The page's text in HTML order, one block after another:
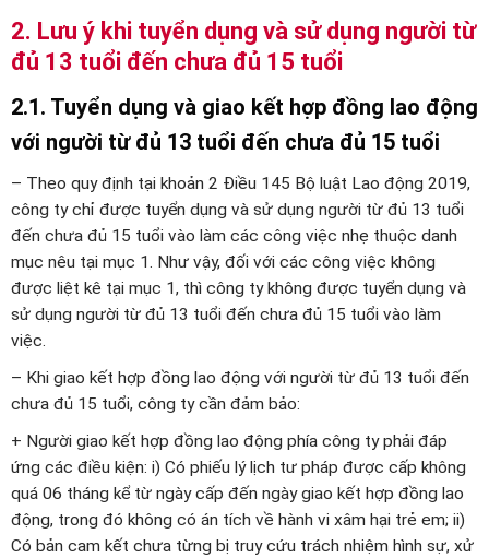
2. Lưu ý khi tuyển dụng và sử dụng người từ
đủ 13 tuổi đến chưa đủ 15 tuổi
2.1. Tuyển dụng và giao kết hợp đồng lao động
với người từ đủ 13 tuổi đến chưa đủ 15 tuổi
– Theo quy định tại khoản 2 Điều 145 Bộ luật Lao động 2019,
công ty chỉ được tuyển dụng và sử dụng người từ đủ 13 tuổi
đến chưa đủ 15 tuổi vào làm các công việc nhẹ thuộc danh
mục nêu tại mục 1. Như vậy, đối với các công việc không
được liệt kê tại mục 1, thì công ty không được tuyển dụng và
sử dụng người từ đủ 13 tuổi đến chưa đủ 15 tuổi vào làm
việc.
– Khi giao kết hợp đồng lao động với người từ đủ 13 tuổi đến
chưa đủ 15 tuổi, công ty cần đảm bảo:
+ Người giao kết hợp đồng lao động phía công ty phải đáp
ứng các điều kiện: i) Có phiếu lý lịch tư pháp được cấp không
quá 06 tháng kể từ ngày cấp đến ngày giao kết hợp đồng lao
động, trong đó không có án tích về hành vi xâm hại trẻ em; ii)
Có bản cam kết chưa từng bị truy cứu trách nhiệm hình sự, xử